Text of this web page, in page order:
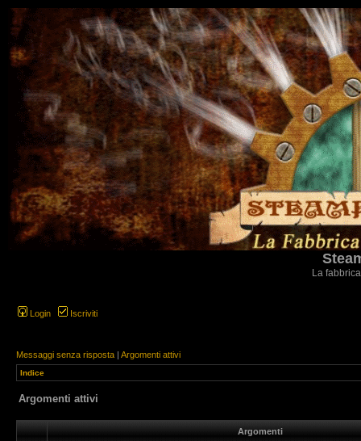
La
Login Iscriviti
Messaggi senza risposta | Argomenti attivi
Indice
Argomenti attivi
Argomenti